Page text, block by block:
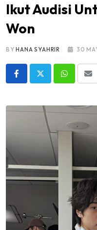
Ikut Audisi
Won
BYHANA SYAHRIR 30